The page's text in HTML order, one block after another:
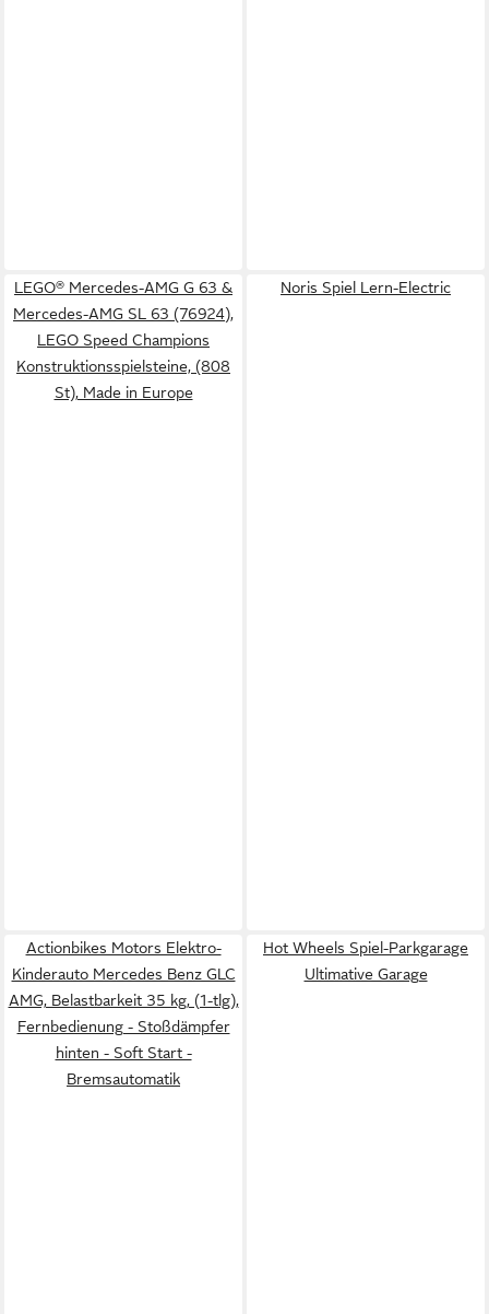
LEGO® Mercedes-AMG G 63 &
Mercedes-AMG SL 63 (76924),
LEGO Speed Champions
Konstruktionsspielsteine, (808
St), Made in Europe
Noris Spiel Lern-Electric
Actionbikes Motors Elektro-
Kinderauto Mercedes Benz GLC
AMG, Belastbarkeit 35 kg, (1-tlg),
Fernbedienung - Stoßdämpfer
hinten - Soft Start -
Bremsautomatik
Hot Wheels Spiel-Parkgarage
Ultimative Garage